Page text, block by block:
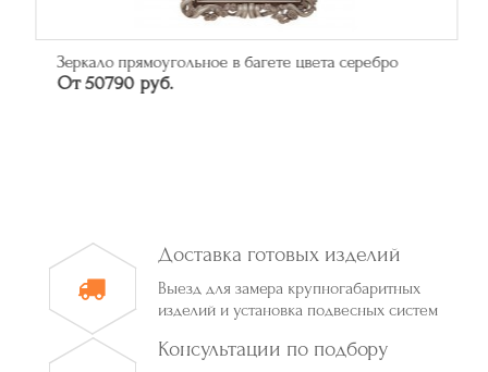
Зеркало прямоугольное в багете цвета серебро
От 50790 руб.
Доставка готовых изделий
Выезд для замера крупногабаритных
изделий и установка подвесных систем
Консультации по подбору